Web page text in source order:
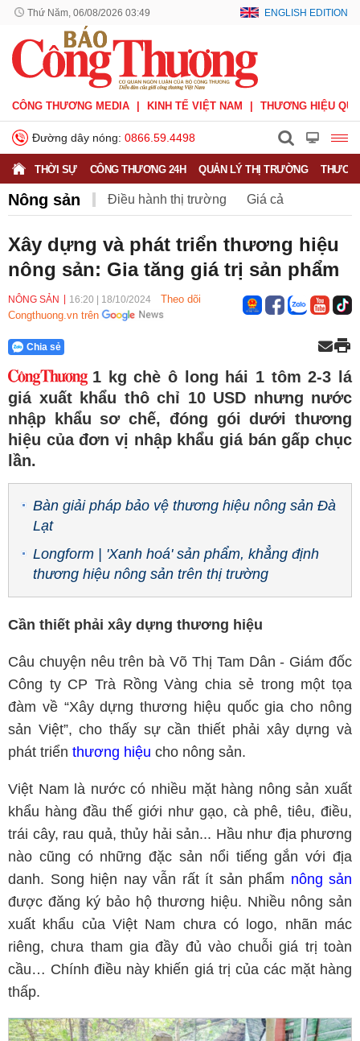
Thứ Năm, 06/08/2026 03:49 ENGLISH EDITION
CÔNG THƯƠNG MEDIA KINH TẾ VIỆT NAM THƯƠNG HIỆU
Đường dây nóng: 0866.59.4498
THỜI SỰ CÔNG THƯƠNG 24H QUẢN LÝ THỊ TRƯỜNG
Nông sản Điều hành thị trường Giá cả
Thị trường miền núi
Xây dựng và phát triển thương hiệu
nông sản: Gia tăng giá trị sản phẩm
NÔNG SẢN 16:20 18/10/2024
Theo dõi
Congthuong.vn trên
Chia sẻ
1 kg chè ô long hái 1 tôm 2-3 lá
giá xuất khẩu thô chỉ 10 USD nhưng nước
nhập khẩu sơ chế, đóng gói dưới thương
hiệu của đơn vị nhập khẩu giá bán gấp chục
lần.
Bàn giải pháp bảo vệ thương hiệu nông sản Đà
Lạt
Longform | 'Xanh hoá' sản phẩm, khẳng định
thương hiệu nông sản trên thị trường
Cần thiết phải xây dựng thương hiệu
Câu chuyện nêu trên bà Võ Thị Tam Dân - Giám đốc
Công ty CP Trà Rồng Vàng chia sẻ trong một tọa
đàm về “Xây dựng thương hiệu quốc gia cho nông
sản Việt”, cho thấy sự cần thiết phải xây dựng và
phát triển thương hiệu cho nông sản.
Việt Nam là nước có nhiều mặt hàng nông sản xuất
khẩu hàng đầu thế giới như gạo, cà phê, tiêu, điều,
trái cây, rau quả, thủy hải sản... Hầu như địa phương
nào cũng có những đặc sản nổi tiếng gắn với địa
danh. Song hiện nay vẫn rất ít sản phẩm nông sản
được đăng ký bảo hộ thương hiệu. Nhiều nông sản
xuất khẩu của Việt Nam chưa có logo, nhãn mác
riêng, chưa tham gia đầy đủ vào chuỗi giá trị toàn
cầu… Chính điều này khiến giá trị của các mặt hàng
thấp.